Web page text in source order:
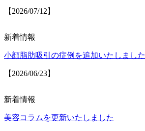
【2026/07/12】
新着情報
小顔脂肪吸引の症例を追加いたしました
【2026/06/23】
新着情報
美容コラムを更新いたしました